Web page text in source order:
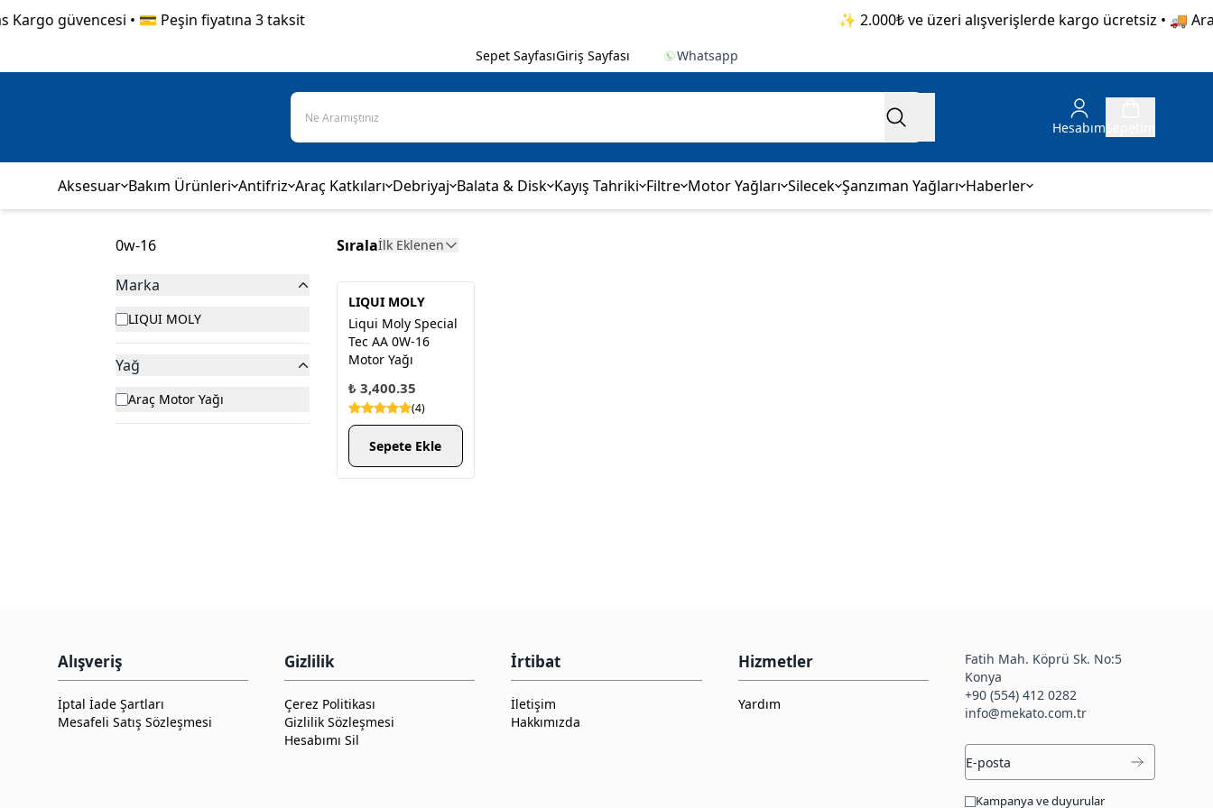
güvencesi • 💳 Peşin fiyatına 3 taksit ✨ 2.000₺ ve üzeri alışverişlerde kargo ücretsiz • 🚚
Sepet SayfasıGiriş Sayfası Whatsapp
Hesabım
Aksesuar Bakım Ürünleri Antifriz Araç Katkıları Debriyaj Balata & Disk Kayış Tahriki Filtre Motor Yağları Silecek Şanzıman Yağları Haberler
0w-16
Marka
LIQUI MOLY
Yağ
Araç Motor Yağı
Sıralaİlk Eklenen
LIQUI MOLY
Liqui Moly Special
Tec AA 0W-16
Motor Yağı
₺ 3,400.35
(4)
Sepete Ekle
Alışveriş
İptal İade Şartları
Mesafeli Satış Sözleşmesi
Gizlilik
Çerez Politikası
Gizlilik Sözleşmesi
Hesabımı Sil
İrtibat
İletişim
Hakkımızda
Hizmetler
Yardım
Fatih Mah. Köprü Sk. No:5
Konya
+90 (554) 412 0282
info@mekato.com.tr
Kampanya ve duyurular